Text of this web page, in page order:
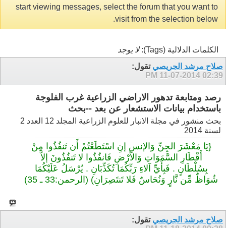
start viewing messages, select the forum that you want to
visit from the selection below.
الكلمات الدلالية (Tags):
لا يوجد
صلاح مرشد الجريصي تقول:
11-07-2014 02:39 PM
رصد ومتابعة تدهور الاراضي الزراعية غرب الفلوجة
باستخدام بيانات الاستشعار عن بعد --بحث
بحث منشور في مجلة الانبار للعلوم الزراعية المجلد 12 العدد 2
لسنة 2014
{يَا مَعْشَرَ الجِنِّ وَالإنسِ إنِ اسْتَطَعْتُمْ أَن تَنفُذُوا مِنْ
أَقْطَارِ السَّمَوَاتِ وَالأَرْضِ فَانفُذُوا لا تَنفُذُونَ إلاَّ
بِسُلْطَانٍ . فَبِأَيِّ آلاءِ رَبِّكُمَا تُكَذِّبَانِ . يُرْسَلُ عَلَيْكُمَا
شُوَاظٌ مِّن نَّارٍ وَنُحَاسٌ فَلا تَنتَصِرَانِ) (‏الرحمن‏:33‏ ـ ‏35)‏
صلاح مرشد الجريصي تقول: